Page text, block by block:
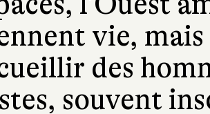
vie, mais
des
souvent